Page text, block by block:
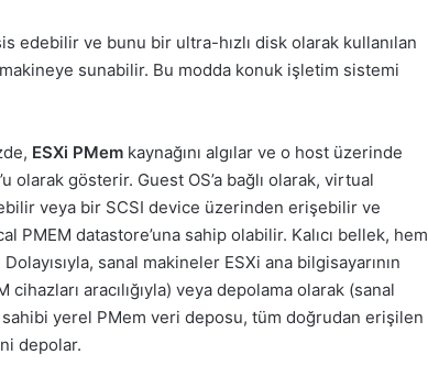
edebilir ve bunu bir ultra-hızlı disk olarak kullanılan
sunabilir. Bu modda konuk işletim sistemi
ESXi PMem kaynağını algılar ve o host üzerinde
olarak gösterir. Guest OS’a bağlı olarak, virtual
veya bir SCSI device üzerinden erişebilir ve
PMEM datastore’una sahip olabilir. Kalıcı bellek, hem
sanal makineler ESXi ana bilgisayarının
aracılığıyla) veya depolama olarak (sanal
sahibi yerel PMem veri deposu, tüm doğrudan erişilen
depolar.